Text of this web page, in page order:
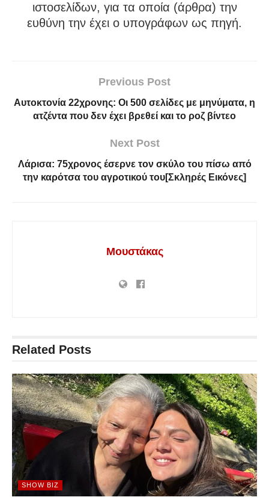
ιστοσελίδων, για τα οποία (άρθρα) την
ευθύνη την έχει ο υπογράφων ως πηγή.
Previous Post
Αυτοκτονία 22χρονης: Οι 500 σελίδες με μηνύματα, η
ατζέντα που δεν έχει βρεθεί και το ροζ βίντεο
Next Post
Λάρισα: 75χρονος έσερνε τον σκύλο του πίσω από
την καρότσα του αγροτικού του[Σκληρές Εικόνες]
Μουστάκας
Related Posts
SHOW BIZ